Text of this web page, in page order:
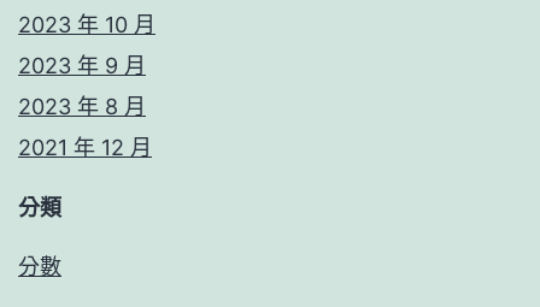
2023 年 10 月
2023 年 9 月
2023 年 8 月
2021 年 12 月
分類
分數